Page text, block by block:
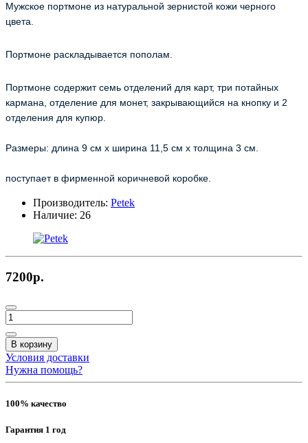
Мужское портмоне из натуральной зернистой кожи черного
цвета.
Портмоне раскладывается пополам.
Портмоне содержит семь отделений для карт, три потайных
кармана, отделение для монет, закрывающийся на кнопку и 2
отделения для купюр.
Размеры: длина 9 см х ширина 11,5 см х толщина 3 см.
поступает в фирменной коричневой коробке.
Производитель: Petek
Наличие: 26
7200р.
В корзину
Условия доставки
Нужна помощь?
100% качество
Гарантия 1 год